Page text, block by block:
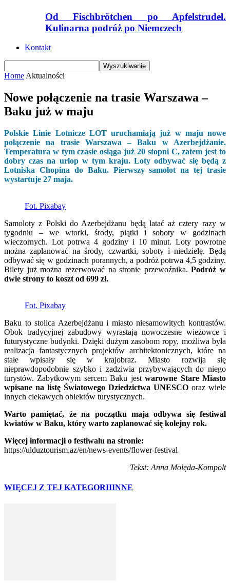
Od Fischbrötchen po Apfelstrudel.
Kulinarna podróż po Niemczech
Kontakt
Home Aktualności
Nowe połączenie na trasie Warszawa –
Baku już w maju
Polskie Linie Lotnicze LOT uruchamiają już w maju nowe
połączenie na trasie Warszawa – Baku w Azerbejdżanie.
Temperatura w tym czasie osiąga już 20 stopni C, zatem jest to
dobry czas na urlop w tym kraju. Loty odbywać się będą z
Lotniska Chopina do Baku. Pierwszy samolot na tej trasie
wystartuje 27 maja.
Fot. Pixabay
Samoloty z Polski do Azerbejdżanu będą latać aż cztery razy w
tygodniu – we wtorki, środy, piątki i soboty w godzinach
wieczornych. Lot potrwa 4 godziny i 10 minut. Loty powrotne
można zaplanować na środy, czwartki, soboty i niedzielę. Będą
odbywać się w godzinach porannych, a podróż potrwa 4,5 godziny.
Bilety już można rezerwować na stronie przewoźnika.Podróż w
dwie strony to koszt od 699 zł.
Fot. Pixabay
Baku to stolica Azerbejdżanu i miasto niesamowitych kontrastów.
Obok tradycyjnej zabudowy wyrastają nowoczesne wieżowce i
futurystyczne budynki. Dzięki dużym zasobom ropy, możliwa była
realizacja fantastycznych projektów architektonicznych, które na
stałe wpisały się w krajobraz. Miasto rozwija się
nieprawdopodobnie szybko i zadziwia przybywających do niego
turystów. Zabytkowym sercem Baku jestwarowne Stare Miasto
wpisane na listę Światowego Dziedzictwa UNESCO oraz wiele
innych ciekawych obiektów turystycznych.
Warto pamiętać, że na początku maja odbywa się festiwal
kwiatów w Baku, który warto zaplanować się kolejny rok.
Więcej informacji o festiwalu na stronie:
https://ulduztourism.az/en/news-events/flower-festival
Tekst: Anna Molęda-Kompolt
WIĘCEJ Z TEJ KATEGORIIINNE